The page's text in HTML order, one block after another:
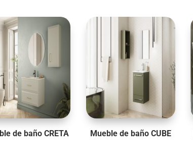
de baño CRETA Mueble de baño CUBE